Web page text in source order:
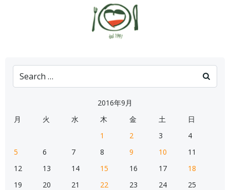
Search
for:
2016年9月
月
火 水 木 金 土
日
1
2 3
4
5
6 7 8 9 10
11
12
13 14 15 16 17
18
19
20 21 22 23 24
25